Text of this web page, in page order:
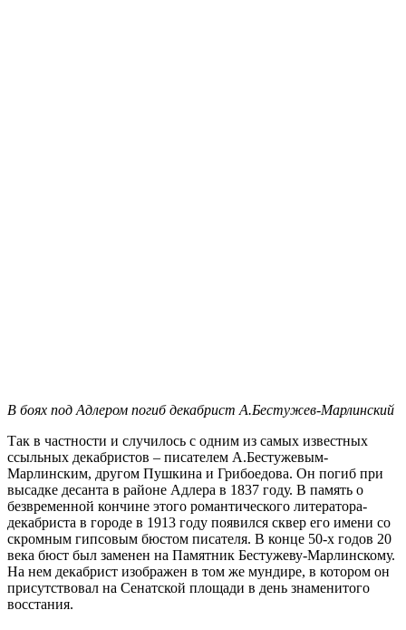
В боях под Адлером погиб декабрист А.Бестужев-Марлинский
Так в частности и случилось с одним из самых известных
ссыльных декабристов – писателем А.Бестужевым-
Марлинским, другом Пушкина и Грибоедова. Он погиб при
высадке десанта в районе Адлера в 1837 году. В память о
безвременной кончине этого романтического литератора-
декабриста в городе в 1913 году появился сквер его имени со
скромным гипсовым бюстом писателя. В конце 50-х годов 20
века бюст был заменен на Памятник Бестужеву-Марлинскому.
На нем декабрист изображен в том же мундире, в котором он
присутствовал на Сенатской площади в день знаменитого
восстания.